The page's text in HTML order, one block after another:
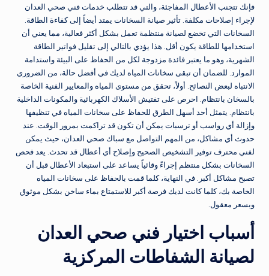
فإنك تتجنب الأعطال المفاجئة، والتي قد تتطلب خدمات فني صحي العدان
لإجراء إصلاحات مكلفة. تأثير صيانة السخانات يمتد أيضاً إلى كفاءة الطاقة.
السخانات التي تخضع لصيانة منتظمة تعمل بشكل أكثر فعالية، مما يعني أن
استخدامها للطاقة يكون أقل. هذا يؤدي بالتالي إلى تقليل فواتير الطاقة
الشهرية، وهو ما يعتبر فائدة مزدوجة لكل من الحفاظ على البيئة واستدامة
الموارد. للضمان أن تبقى سخانات المياه لديك في أفضل حالة، من الضروري
الانتباه لبعض النصائح. أولاً، تحقق من مستوى المياه والمعايير الفنية الخاصة
بالسخان بانتظام. احرص على تفتيش الأسلاك الكهربائية والمكونات الداخلية
بانتظام. يتمثل أحد أسهل الطرق للحفاظ على سخانات المياه في تنظيفها
وإزالة أي رواسب أو ترسبات يمكن أن تكون قد تراكمت بمرور الوقت. عند
حدوث أي مشاكل، من المهم التواصل مع سباك صحي العدان، حيث يمكن
لفني محترف توفير التشخيص الصحيح وإصلاح أي أعطال قد تحدث. يعد فحص
السخانات بشكل منتظم إجراءً وقائياً يساعد على استبعاد الأعطال قبل أن
تصبح مشاكل أكبر. في النهاية، كلما قمت بالحفاظ على سخانات المياه
الخاصة بك، كلما كانت لديك فرصة أكبر للاستمتاع بماء ساخن بشكل موثوق
وبسعر معقول.
أسباب اختيار فني صحي العدان
لصيانة الشفاطات المركزية